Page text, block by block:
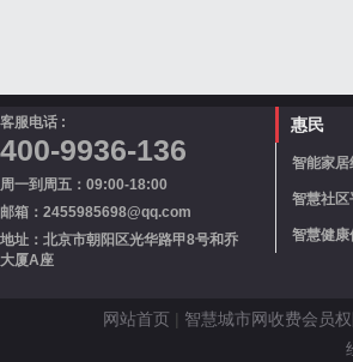
客服电话 :
400-9936-136
周一到周五：09:00-18:00
邮箱：2455985698@qq.com
地址：北京市朝阳区光华路甲8号和乔
大厦A座
惠民
智能家居
智慧社区
智慧健康
网站首页 | 智慧城市网收费会员权